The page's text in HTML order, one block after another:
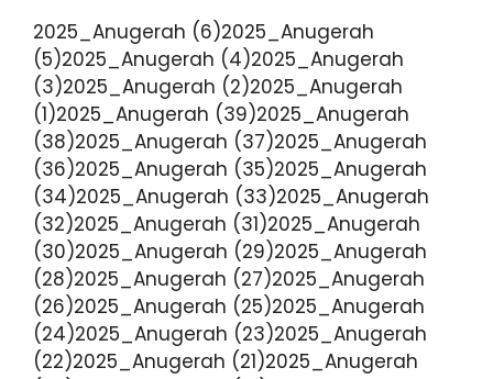
2025_Anugerah (6)2025_Anugerah
(5)2025_Anugerah (4)2025_Anugerah
(3)2025_Anugerah (2)2025_Anugerah
(1)2025_Anugerah (39)2025_Anugerah
(38)2025_Anugerah (37)2025_Anugerah
(36)2025_Anugerah (35)2025_Anugerah
(34)2025_Anugerah (33)2025_Anugerah
(32)2025_Anugerah (31)2025_Anugerah
(30)2025_Anugerah (29)2025_Anugerah
(28)2025_Anugerah (27)2025_Anugerah
(26)2025_Anugerah (25)2025_Anugerah
(24)2025_Anugerah (23)2025_Anugerah
(22)2025_Anugerah (21)2025_Anugerah